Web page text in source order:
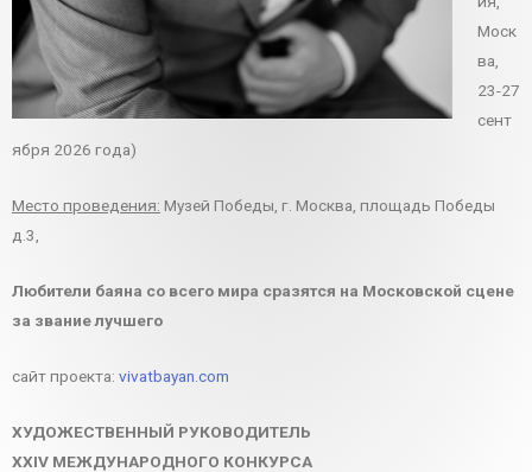
Моск
ва,
23-27
сент
ября 2026 года)
Место проведения: Музей Победы, г. Москва, площадь Победы
д.3,
Любители баяна со всего мира сразятся на Московской сцене
за звание лучшего
сайт проекта: vivatbayan.com
ХУДОЖЕСТВЕННЫЙ РУКОВОДИТЕЛЬ
XXIV МЕЖДУНАРОДНОГО КОНКУРСА